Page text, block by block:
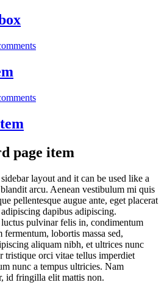
page item
layout and it can be used like a
arcu. Aenean vestibulum mi quis
pellentesque augue ante, eget placerat
dapibus adipiscing.
luctus pulvinar felis in, condimentum
fermentum, lobortis massa sed,
aliquam nibh, et ultrices nunc
tristique orci vitae tellus imperdiet
nunc a tempus ultricies. Nam
id fringilla elit mattis non.